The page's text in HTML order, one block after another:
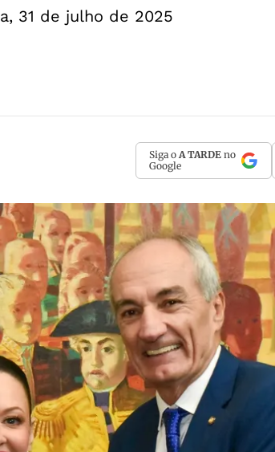
31 de julho de 2025
Siga o A TARDE no
Google